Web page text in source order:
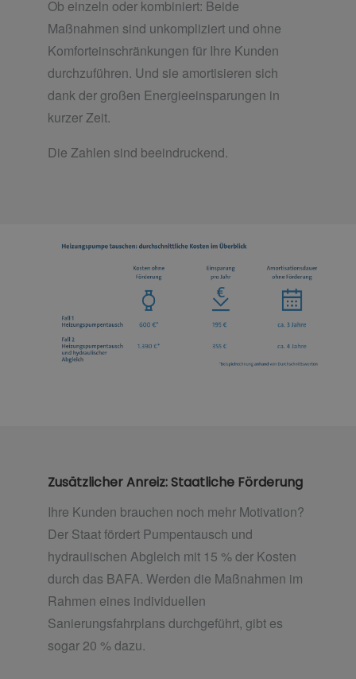
Ob einzeln oder kombiniert: Beide
Maßnahmen sind unkompliziert und ohne
Komforteinschränkungen für Ihre Kunden
durchzuführen. Und sie amortisieren sich
dank der großen Energieeinsparungen in
kurzer Zeit.
Die Zahlen sind beeindruckend.
Zusätzlicher Anreiz: Staatliche Förderung
Ihre Kunden brauchen noch mehr Motivation?
Der Staat fördert Pumpentausch und
hydraulischen Abgleich mit 15 % der Kosten
durch das BAFA. Werden die Maßnahmen im
Rahmen eines individuellen
Sanierungsfahrplans durchgeführt, gibt es
sogar 20 % dazu.